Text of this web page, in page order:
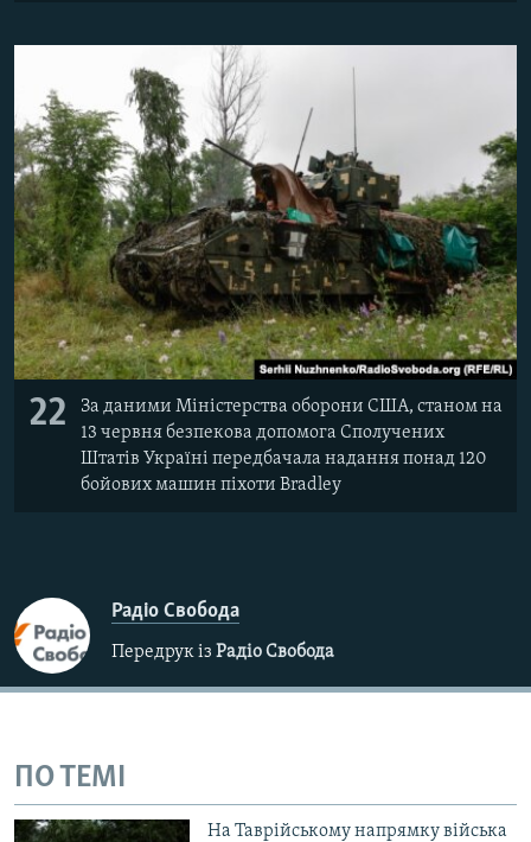
22
За даними Міністерства оборони США, станом на
13 червня безпекова допомога Сполучених
Штатів Україні передбачала надання понад 120
бойових машин піхоти Bradley
Радіо Свобода
Передрук із Радіо Свобода
ПО ТЕМІ
На Таврійському напрямку війська